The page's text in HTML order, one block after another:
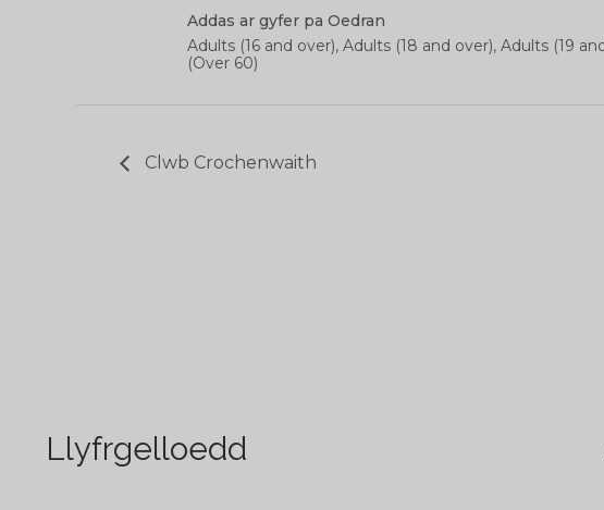
Addas ar gyfer pa Oedran
Adults (16 and over), Adults (18 and over), Adults (19
(Over 60)
Clwb Crochenwaith
Llyfrgelloedd